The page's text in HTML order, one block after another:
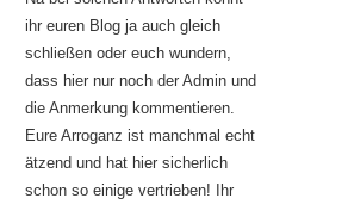
ihr euren Blog ja auch gleich
schließen oder euch wundern,
dass hier nur noch der Admin und
die Anmerkung kommentieren.
Eure Arroganz ist manchmal echt
ätzend und hat hier sicherlich
schon so einige vertrieben! Ihr